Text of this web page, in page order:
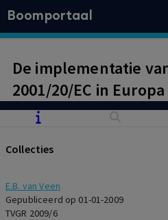
Boomportaal
De implementatie
2001/20/EC in Europa
Collecties
E.B. van Veen
Gepubliceerd op 01-01-2009
TVGR 2009/6